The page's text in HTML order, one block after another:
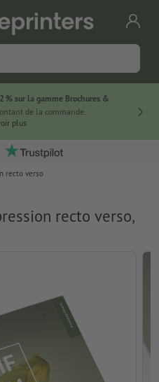
% sur la gamme Brochures &
de la commande.
plus
recto verso
recto verso,